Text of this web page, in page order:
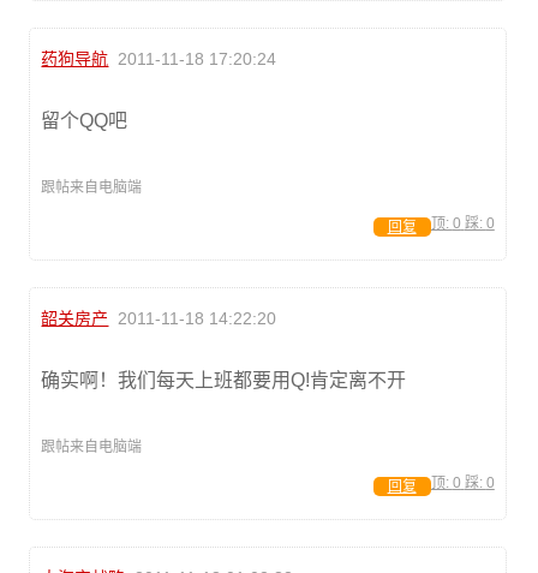
药狗导航 2011-11-18 17:20:24
留个QQ吧
跟帖来自电脑端
顶: 0 踩: 0
回复
韶关房产 2011-11-18 14:22:20
确实啊！我们每天上班都要用Q!肯定离不开
跟帖来自电脑端
顶: 0 踩: 0
回复